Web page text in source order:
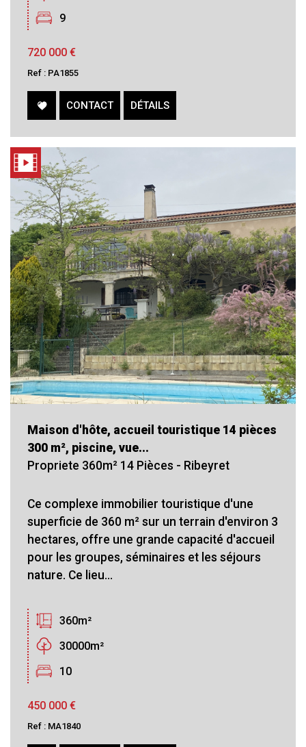
9
720 000 €
Ref : PA1855
CONTACT DÉTAILS
Maison d'hôte, accueil touristique 14 pièces
300 m², piscine, vue...
Propriete 360m² 14 Pièces - Ribeyret
Ce complexe immobilier touristique d'une
superficie de 360 m² sur un terrain d'environ 3
hectares, offre une grande capacité d'accueil
pour les groupes, séminaires et les séjours
nature. Ce lieu...
360m²
30000m²
10
450 000 €
Ref : MA1840